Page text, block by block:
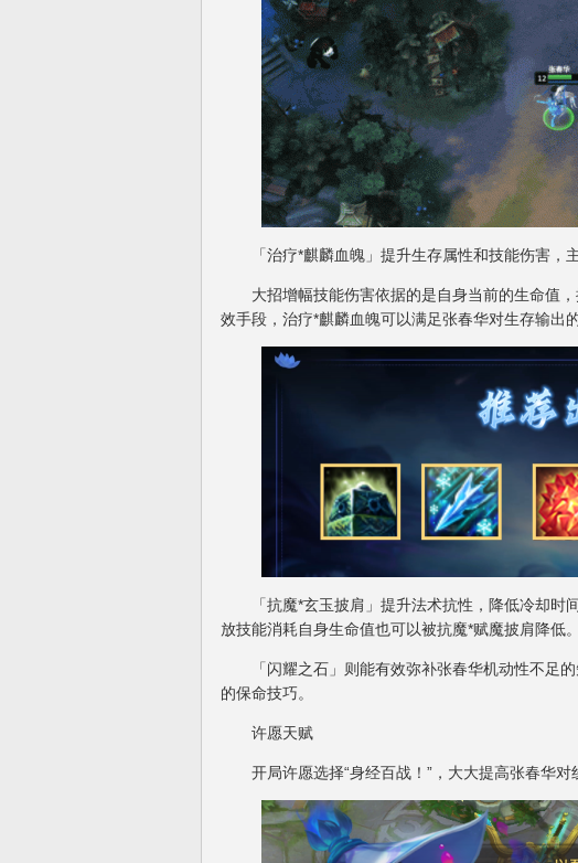
「治疗*麒麟血魄」提升生存属性和技能伤害，主
大招增幅技能伤害依据的是自身当前的生命值，
效手段，治疗*麒麟血魄可以满足张春华对生存输出的
「抗魔*玄玉披肩」提升法术抗性，降低冷却时
放技能消耗自身生命值也可以被抗魔*赋魔披肩降低。
「闪耀之石」则能有效弥补张春华机动性不足的
的保命技巧。
许愿天赋
开局许愿选择“身经百战！”，大大提高张春华对